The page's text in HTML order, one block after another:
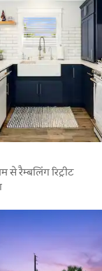
से रैम्बलिंग रिट्रीट